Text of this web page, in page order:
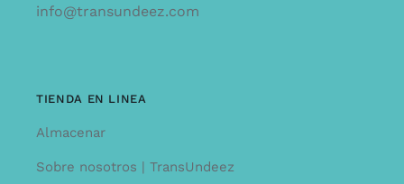
info@transundeez.com
TIENDA EN LINEA
Almacenar
Sobre nosotros | TransUndeez